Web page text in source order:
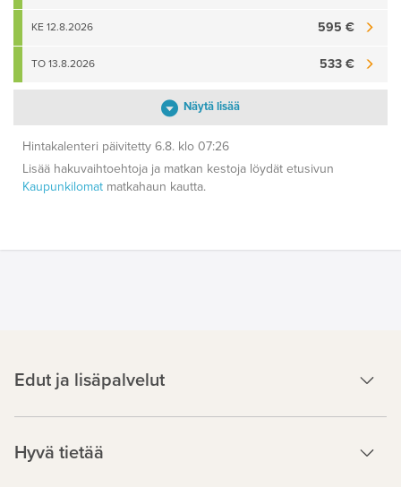
595 €
KE 12.8.2026
533 €
TO 13.8.2026
Näytä lisää
Hintakalenteri päivitetty 6.8. klo 07:26
Lisää hakuvaihtoehtoja ja matkan kestoja löydät etusivun
Kaupunkilomat matkahaun kautta.
Edut ja lisäpalvelut
Hyvä tietää